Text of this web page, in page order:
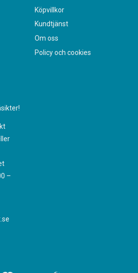
Köpvillkor
Kundtjänst
Om oss
Policy och cookies
–